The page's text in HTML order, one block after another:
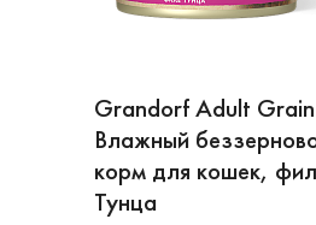
Grandorf Adult Grain
Влажный
корм для кошек,
Тунца